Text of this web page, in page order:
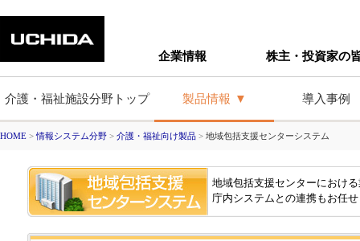
企業情報 株主・投資家の
介護・福祉施設分野トップ 製品情報 導入事例
HOME >情報システム分野 > 介護・福祉向け製品 > 地域包括支援センターシステム
地域包括支援センターにおけ
庁内システムとの連携もお任